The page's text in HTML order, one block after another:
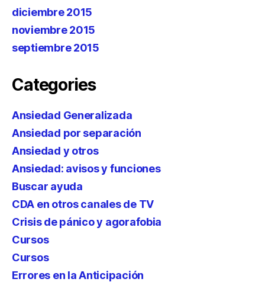
diciembre 2015
noviembre 2015
septiembre 2015
Categories
Ansiedad Generalizada
Ansiedad por separación
Ansiedad y otros
Ansiedad: avisos y funciones
Buscar ayuda
CDA en otros canales de TV
Crisis de pánico y agorafobia
Cursos
Cursos
Errores en la Anticipación